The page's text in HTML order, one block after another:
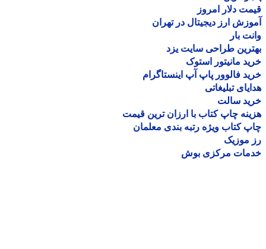
دلار امروز
ارز دیجیتال در تهران
بار
طراحی سایت یزد
مانیتور استوک
فالوور پاپ آپ اینستاگرام
تبلیغاتی
سالت
چاپ کتاب با ارزان ترین قیمت
کتاب ویژه رتبه بندی معلمان
موزیک
مرکزی بوش